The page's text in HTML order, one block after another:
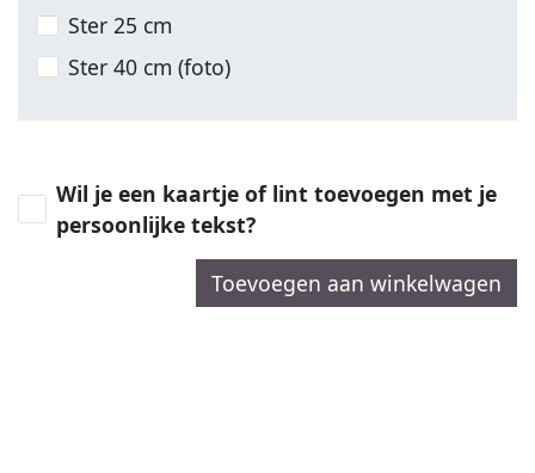
Ster 25 cm
Ster 40 cm (foto)
Wil je een kaartje of lint toevoegen met je
persoonlijke tekst?
Toevoegen aan winkelwagen